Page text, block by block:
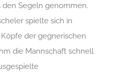
den Segeln genommen.
spielte sich in
der gegnerischen
die Mannschaft schnell